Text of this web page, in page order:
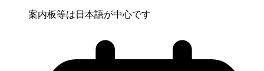
案内板等は日本語が中心です